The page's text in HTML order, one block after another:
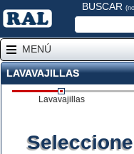
BUSCAR
MENÚ
LAVAVAJILLAS
Lavavajillas